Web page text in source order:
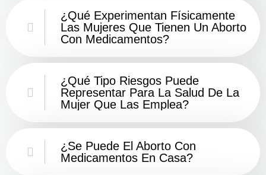
¿Qué Experimentan Físicamente
Las Mujeres Que Tienen Un Aborto
Con Medicamentos?
¿Qué Tipo Riesgos Puede
Representar Para La Salud De La
Mujer Que Las Emplea?
¿Se Puede El Aborto Con
Medicamentos En Casa?